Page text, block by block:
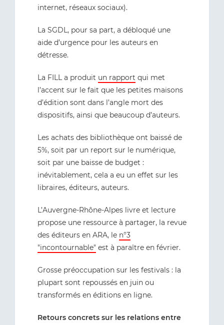
internet, réseaux sociaux).
La SGDL, pour sa part, a débloqué une
aide d’urgence pour les auteurs en
détresse.
La FILL a produit un rapport qui met
l’accent sur le fait que les petites maisons
d’édition sont dans l’angle mort des
dispositifs, ainsi que beaucoup d’auteurs.
Les achats des bibliothèque ont baissé de
5%, soit par un report sur le numérique,
soit par une baisse de budget :
inévitablement, cela a eu un effet sur les
libraires, éditeurs, auteurs.
L’Auvergne-Rhône-Alpes livre et lecture
propose une ressource à partager, la revue
des éditeurs en ARA, le n°3
"incontournable" est à paraître en février.
Grosse préoccupation sur les festivals : la
plupart sont repoussés en juin ou
transformés en éditions en ligne.
Retours concrets sur les relations entre